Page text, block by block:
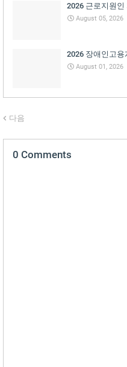
2026 근로지원인
August 05, 2026
2026 장애인고
August 01, 2026
다음
0 Comments